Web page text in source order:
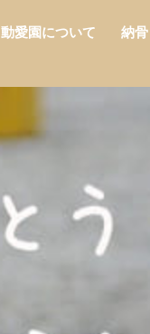
動愛園について 納